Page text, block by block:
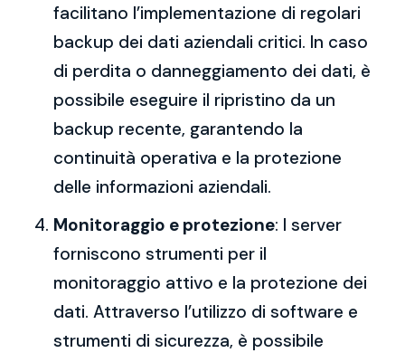
facilitano l’implementazione di regolari
backup dei dati aziendali critici. In caso
di perdita o danneggiamento dei dati, è
possibile eseguire il ripristino da un
backup recente, garantendo la
continuità operativa e la protezione
delle informazioni aziendali.
Monitoraggio e protezione: I server
forniscono strumenti per il
monitoraggio attivo e la protezione dei
dati. Attraverso l’utilizzo di software e
strumenti di sicurezza, è possibile